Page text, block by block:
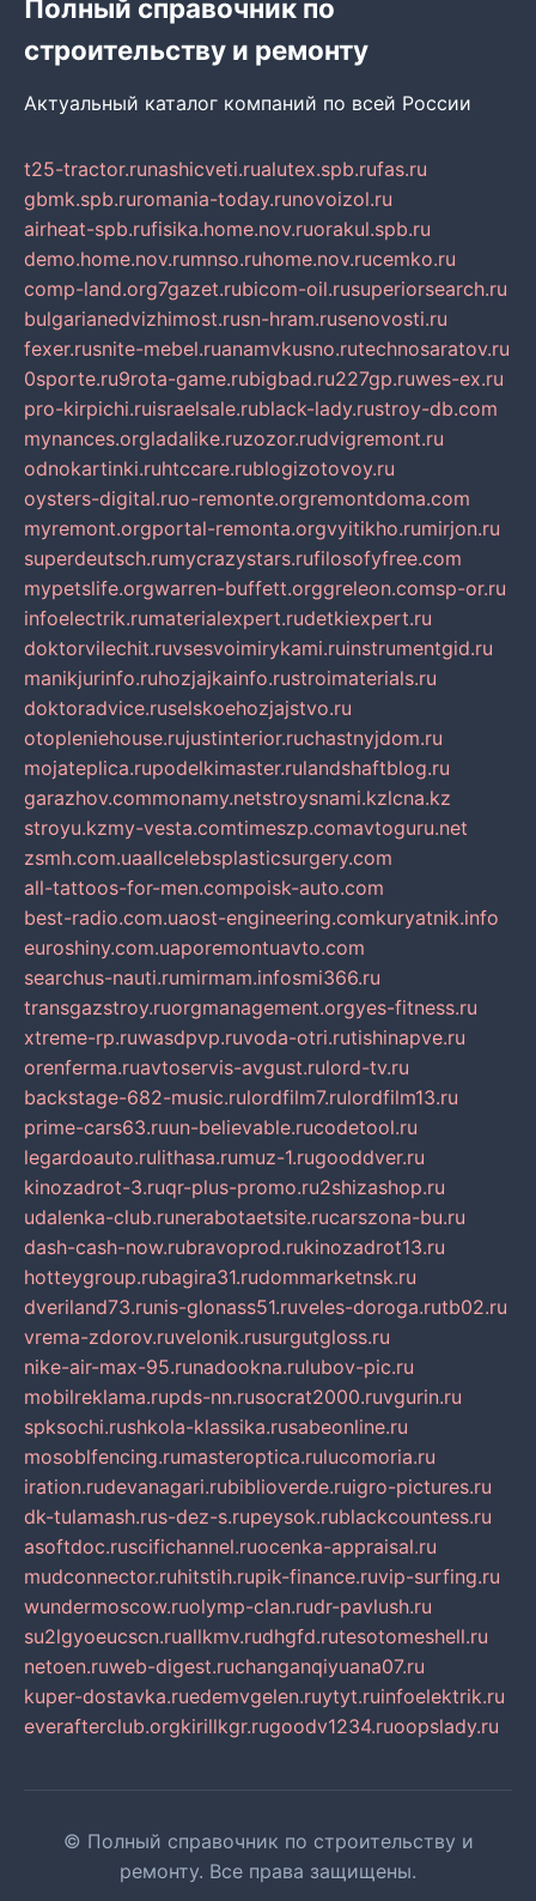
Полный справочник по
строительству и ремонту
Актуальный каталог компаний по всей России
t25-tractor.runashicveti.rualutex.spb.rufas.ru
gbmk.spb.ruromania-today.runovoizol.ru
airheat-spb.rufisika.home.nov.ruorakul.spb.ru
demo.home.nov.rumnso.ruhome.nov.rucemko.ru
comp-land.org7gazet.rubicom-oil.rusuperiorsearch.ru
bulgarianedvizhimost.rusn-hram.rusenovosti.ru
fexer.rusnite-mebel.ruanamvkusno.rutechnosaratov.ru
0sporte.ru9rota-game.rubigbad.ru227gp.ruwes-ex.ru
pro-kirpichi.ruisraelsale.rublack-lady.rustroy-db.com
mynances.orgladalike.ruzozor.rudvigremont.ru
odnokartinki.ruhtccare.rublogizotovoy.ru
oysters-digital.ruo-remonte.orgremontdoma.com
myremont.orgportal-remonta.orgvyitikho.rumirjon.ru
superdeutsch.rumycrazystars.rufilosofyfree.com
mypetslife.orgwarren-buffett.orggreleon.comsp-or.ru
infoelectrik.rumaterialexpert.rudetkiexpert.ru
doktorvilechit.ruvsesvoimirykami.ruinstrumentgid.ru
manikjurinfo.ruhozjajkainfo.rustroimaterials.ru
doktoradvice.ruselskoehozjajstvo.ru
otopleniehouse.rujustinterior.ruchastnyjdom.ru
mojateplica.rupodelkimaster.rulandshaftblog.ru
garazhov.commonamy.netstroysnami.kzlcna.kz
stroyu.kzmy-vesta.comtimeszp.comavtoguru.net
zsmh.com.uaallcelebsplasticsurgery.com
all-tattoos-for-men.compoisk-auto.com
best-radio.com.uaost-engineering.comkuryatnik.info
euroshiny.com.uaporemontuavto.com
searchus-nauti.rumirmam.infosmi366.ru
transgazstroy.ruorgmanagement.orgyes-fitness.ru
xtreme-rp.ruwasdpvp.ruvoda-otri.rutishinapve.ru
orenferma.ruavtoservis-avgust.rulord-tv.ru
backstage-682-music.rulordfilm7.rulordfilm13.ru
prime-cars63.ruun-believable.rucodetool.ru
legardoauto.rulithasa.rumuz-1.rugooddver.ru
kinozadrot-3.ruqr-plus-promo.ru2shizashop.ru
udalenka-club.runerabotaetsite.rucarszona-bu.ru
dash-cash-now.rubravoprod.rukinozadrot13.ru
hotteygroup.rubagira31.rudommarketnsk.ru
dveriland73.runis-glonass51.ruveles-doroga.rutb02.ru
vrema-zdorov.ruvelonik.rusurgutgloss.ru
nike-air-max-95.runadookna.rulubov-pic.ru
mobilreklama.rupds-nn.rusocrat2000.ruvgurin.ru
spksochi.rushkola-klassika.rusabeonline.ru
mosoblfencing.rumasteroptica.rulucomoria.ru
iration.rudevanagari.rubiblioverde.ruigro-pictures.ru
dk-tulamash.rus-dez-s.rupeysok.rublackcountess.ru
asoftdoc.ruscifichannel.ruocenka-appraisal.ru
mudconnector.ruhitstih.rupik-finance.ruvip-surfing.ru
wundermoscow.ruolymp-clan.rudr-pavlush.ru
su2lgyoeucscn.ruallkmv.rudhgfd.rutesotomeshell.ru
netoen.ruweb-digest.ruchanganqiyuana07.ru
kuper-dostavka.ruedemvgelen.ruytyt.ruinfoelektrik.ru
everafterclub.orgkirillkgr.rugoodv1234.ruoopslady.ru
© Полный справочник по строительству и
ремонту. Все права защищены.